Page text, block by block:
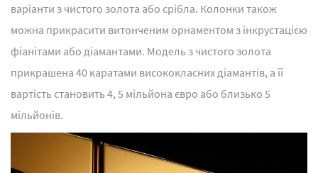
варіанти з чистого золота або срібла. Колонки також
можна прикрасити витонченим орнаментом з інкрустацією
фіанітами або діамантами. Модель з чистого золота
прикрашена 40 каратами висококласних діамантів, а її
вартість становить 4, 5 мільйона євро або близько 5
мільйонів.